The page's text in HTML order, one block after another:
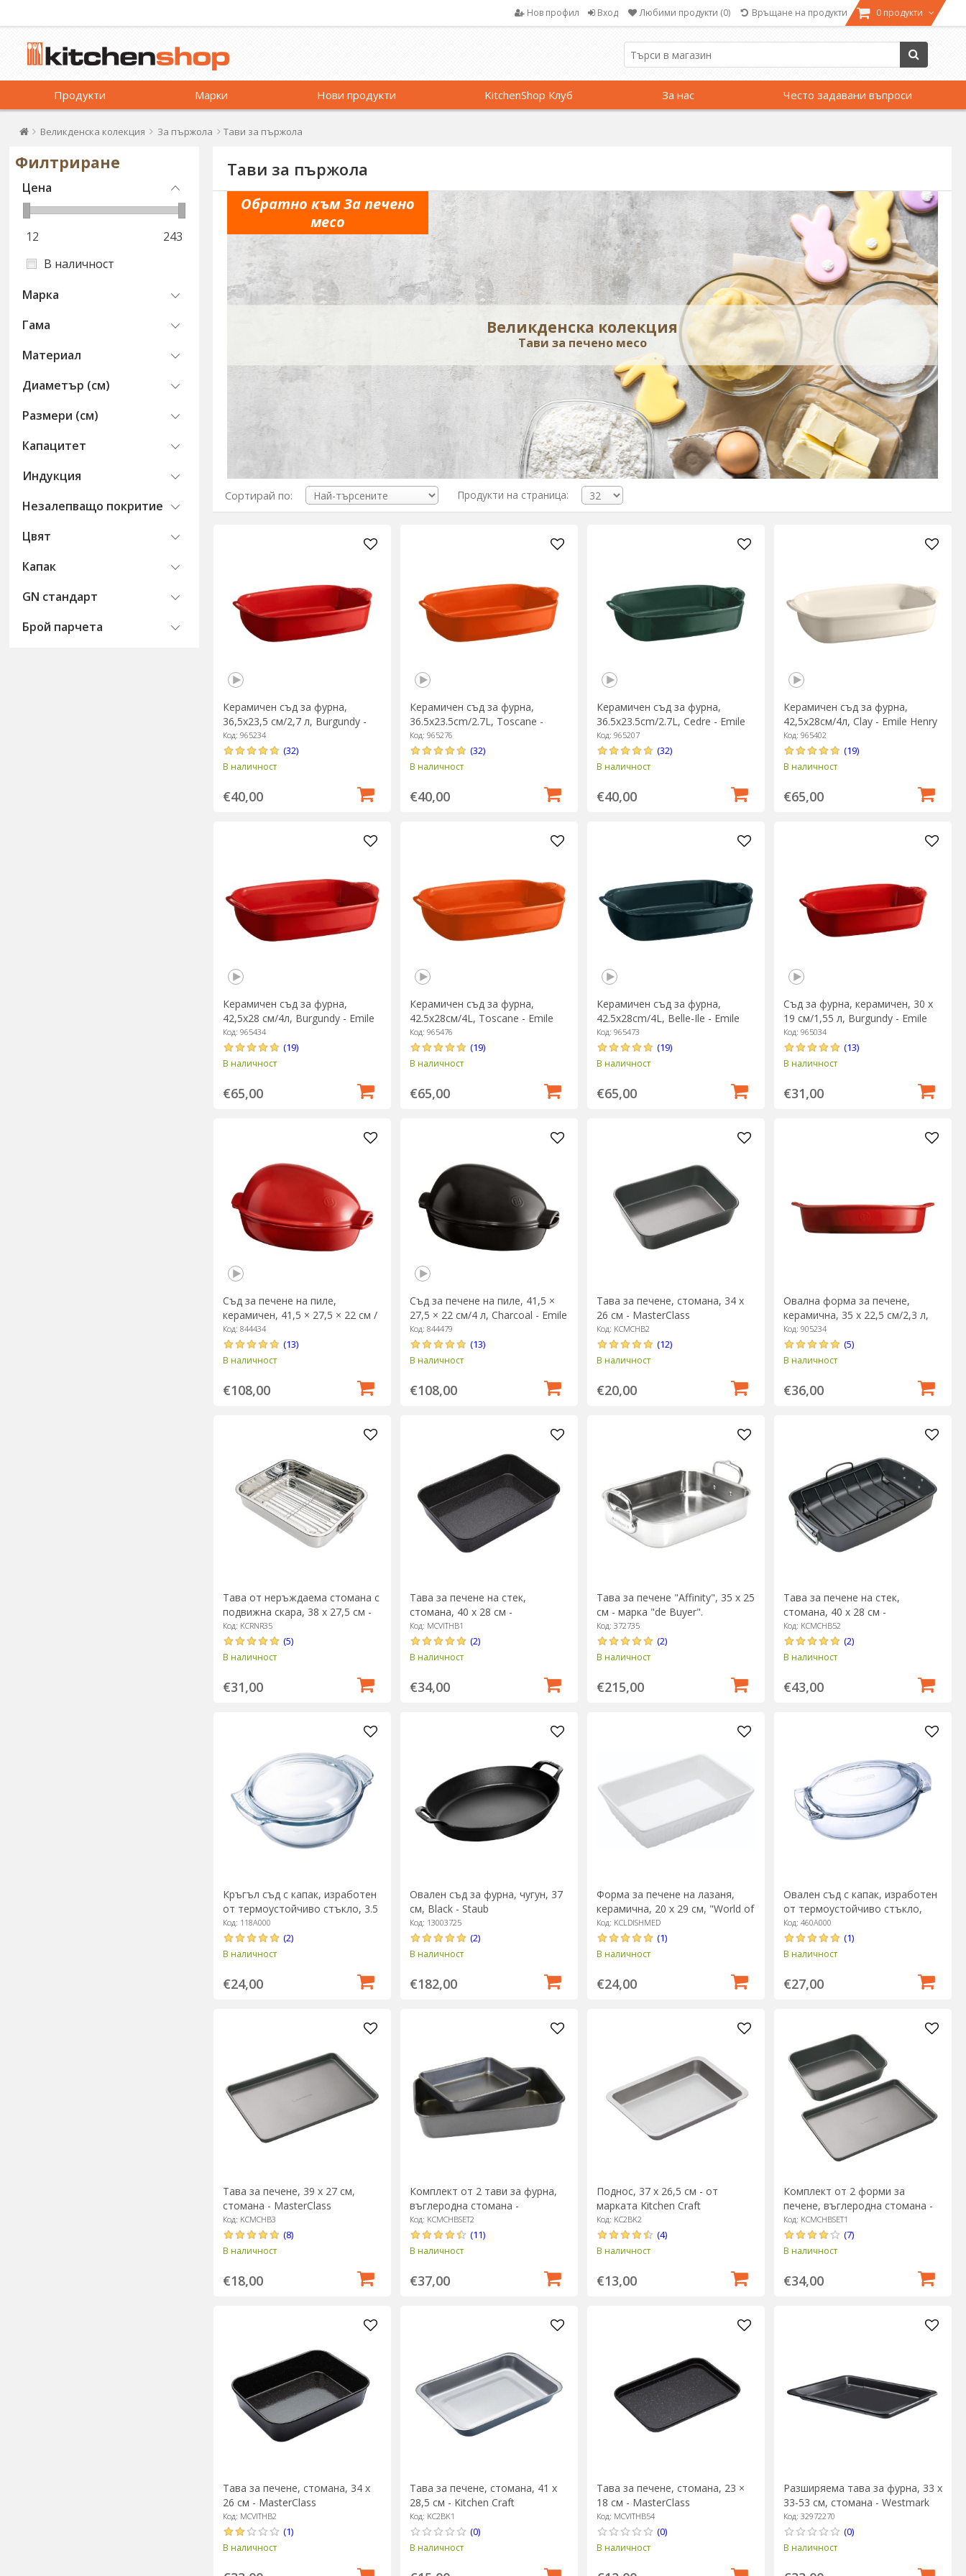
Нов профил Вход Любими продукти (0) Връщане на продукти 0 продукти
Продукти Марки Нови продукти KitchenShop Клуб За нас Често задавани въпроси
Великденска колекция За пържола Тави за пържола
Филтриране
Цена
12
243
В наличност
Марка
Гама
Материал
Диаметър (см)
Размери (см)
Капацитет
Индукция
Незалепващо покритие
Цвят
Капак
GN стандарт
Брой парчета
Тави за пържола
Обратно към За печено
месо
Великденска колекция
Тави за печено месо
Сортирай по: Продукти на страница:
Керамичен съд за фурна,
36,5x23,5 см/2,7 л, Burgundy -
Emile Henry
Код: 965234
(32)
В наличност
€40,00
Керамичен съд за фурна,
36.5x23.5cm/2.7L, Toscane -
Emile Henry
Код: 965276
(32)
В наличност
€40,00
Керамичен съд за фурна,
36.5x23.5cm/2.7L, Cedre - Emile
Henry
Код: 965207
(32)
В наличност
€40,00
Керамичен съд за фурна,
42,5x28см/4л, Clay - Emile Henry
Код: 965402
(19)
В наличност
€65,00
Керамичен съд за фурна,
42,5x28 см/4л, Burgundy - Emile
Henry
Код: 965434
(19)
В наличност
€65,00
Керамичен съд за фурна,
42.5x28см/4L, Toscane - Emile
Henry
Код: 965476
(19)
В наличност
€65,00
Керамичен съд за фурна,
42.5x28cm/4L, Belle-Ile - Emile
Henry
Код: 965473
(19)
В наличност
€65,00
Съд за фурна, керамичен, 30 х
19 см/1,55 л, Burgundy - Emile
Henry
Код: 965034
(13)
В наличност
€31,00
Съд за печене на пиле,
керамичен, 41,5 × 27,5 × 22 см /
4 л, Burgundy - Emile Henry
Код: 844434
(13)
В наличност
€108,00
Съд за печене на пиле, 41,5 ×
27,5 × 22 см/4 л, Charcoal - Emile
Henry
Код: 844479
(13)
В наличност
€108,00
Тава за печене, стомана, 34 x
26 см - MasterClass
Код: KCMCHB2
(12)
В наличност
€20,00
Овална форма за печене,
керамична, 35 х 22,5 см/2,3 л,
Burgundy - Emile Henry
Код: 905234
(5)
В наличност
€36,00
Тава от неръждаема стомана с
подвижна скара, 38 x 27,5 см -
от Kitchen Craft
Код: KCRNR35
(5)
В наличност
€31,00
Тава за печене на стек,
стомана, 40 x 28 см -
MasterClass
Код: MCVITHB1
(2)
В наличност
€34,00
Тава за печене "Affinity", 35 х 25
см - марка "de Buyer".
Код: 372735
(2)
В наличност
€215,00
Тава за печене на стек,
стомана, 40 x 28 см -
MasterClass
Код: KCMCHB52
(2)
В наличност
€43,00
Кръгъл съд с капак, изработен
от термоустойчиво стъкло, 3.5
L + 1.4 L, "Classic" - Pyrex
Код: 118A000
(2)
В наличност
€24,00
Овален съд за фурна, чугун, 37
см, Black - Staub
Код: 13003725
(2)
В наличност
€182,00
Форма за печене на лазаня,
керамична, 20 х 29 см, "World of
Flavors" - Kitchen Craft
Код: KCLDISHMED
(1)
В наличност
€24,00
Овален съд с капак, изработен
от термоустойчиво стъкло,
"Slow Cook", 4,4 л + 1,4 л - Pyrex
Код: 460A000
(1)
В наличност
€27,00
Тава за печене, 39 x 27 см,
стомана - MasterClass
Код: KCMCHB3
(8)
В наличност
€18,00
Комплект от 2 тави за фурна,
въглеродна стомана -
MasterClass
Код: KCMCHBSET2
(11)
В наличност
€37,00
Поднос, 37 х 26,5 см - от
марката Kitchen Craft
Код: KC2BK2
(4)
В наличност
€13,00
Комплект от 2 форми за
печене, въглеродна стомана -
MasterClass
Код: KCMCHBSET1
(7)
В наличност
€34,00
Тава за печене, стомана, 34 x
26 см - MasterClass
Код: MCVITHB2
(1)
В наличност
Тава за печене, стомана, 41 х
28,5 см - Kitchen Craft
Код: KC2BK1
(0)
В наличност
Тава за печене, стомана, 23 ×
18 см - MasterClass
Код: MCVITHB54
(0)
В наличност
Разширяема тава за фурна, 33 х
33-53 см, стомана - Westmark
Код: 32972270
(0)
В наличност